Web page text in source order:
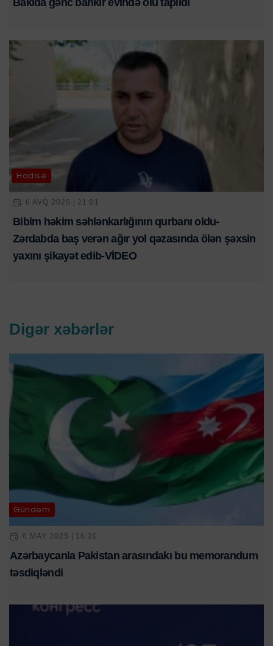
Bakıda gənc bankir evində ölü tapıldı
Hadisə
6 AVQ 2026 | 21:01
Bibim həkim səhlənkarlığının qurbanı oldu-
Zərdabda baş verən ağır yol qəzasında ölən şəxsin
yaxını şikayət edib-VİDEO
Digər xəbərlər
Gündəm
6 MAY 2025 | 16:20
Azərbaycanla Pakistan arasındakı bu memorandum
təsdiqləndi